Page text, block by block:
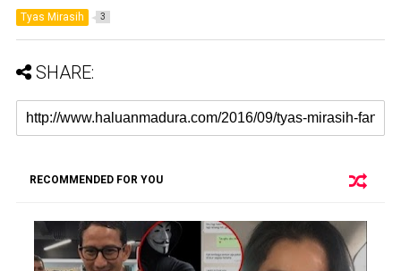
Tyas Mirasih 3
SHARE:
RECOMMENDED FOR YOU